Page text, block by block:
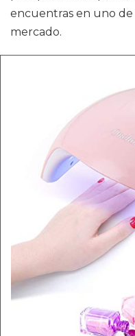
encuentras en uno de
mercado.